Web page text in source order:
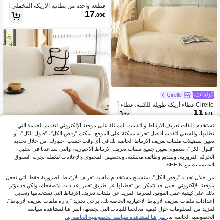
Cirelle
Cirelle غطاء أريكة طويلة للكنبة، غطاء أ
ريكة مطاطي عالمي المقاس، لون بيج ثا
سب لغرفة المعيشة
11.57€
قطعة واحدة من بطانية الأريكة المخملي ا
لمخطط هندسيًا مع الشرابات، بنمط خطو
ط هندسية، بطانية أريكة قابلة للغسل في
دوش القطط، مناسبة لديكور المنزل الب
سيط والكريمي والحديث البسيط، مثالية
لغرفة المعيشة والنوم
17 .89€
بطانية أريكة بلون واحد، بطانية أريكة، واق
ي أريكة من الشينيل، مناسب لجميع الفص
ول، غرفة النوم والصالة، ديكور المنزل
22.35€
%1-
22.58€
نستخدم ملفات تعريف الارتباط والتقنيات المماثلة على موقعنا الإلكتروني لتقديم الخدمة التي
تطلبها، وللسعي لتقديم أفضل تجربة ممكنة على الموقع. يمكنك "رفض الكل"، "قبول الكل"، أو
تعيين تفضيلات ملفات تعريف الارتباط الخاصة بك في أي وقت حسب اختيارك. من خلال تحديد
"قبول الكل"، سنقوم بتعيين جميع ملفات تعريف الارتباط الاختيارية، والتي تساعدنا في تحليل
الحركة المرورية، وتقديم وظائف محسّنة، وتخصيص المحتوى والإعلانات لتكملة تجربة التسوق
الخاصة بك مع SHEIN.
من خلال تحديد "رفض الكل"، ستسمح باستخدام ملفات تعريف الارتباط الضرورية فقط التي تجعل
موقعنا الإلكتروني يعمل. قد تتمكن من تعطيلها عن طريق تغيير إعدادات متصفحك، ولكن قد يؤثر
ذلك على كيفية عمل الموقع. لمعرفة المزيد عن ملفات تعريف الارتباط التي نستخدمها وتعديل
إعدادات ملفات تعريف الارتباط الاختيارية الخاصة بك، يرجى تحديد "إدارة ملفات تعريف الارتباط".
لمزيد من المعلومات حول كيفية معالجتنا للبيانات التي نجمعها، انقر هنا لمشاهدة سياسة
الخصوصية الخاصة بنا. انقر هنا لمشاهدة سياسة الخصوصية الخاصة بنا.